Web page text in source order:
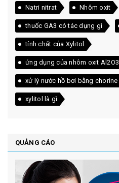
Natri nitrat Nhôm oxit
thuốc GA3 có tác dụng gì
tính chất của Xylitol
ứng dụng của nhôm oxit Al2O3
xử lý nước hồ bơi bằng chorine
xylitol là gì
QUẢNG CÁO